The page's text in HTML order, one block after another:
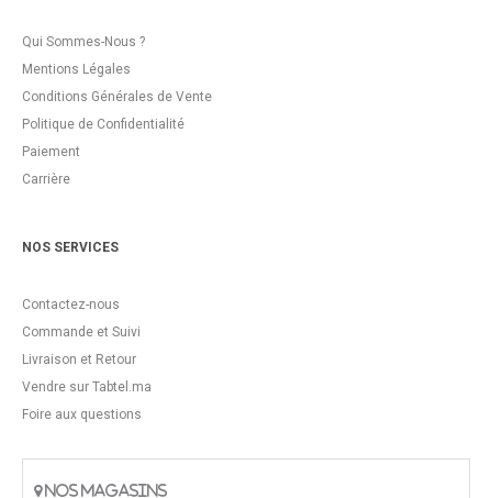
Qui Sommes-Nous ?
Mentions Légales
Conditions Générales de Vente
Politique de Confidentialité
Paiement
Carrière
NOS SERVICES
Contactez-nous
Commande et Suivi
Livraison et Retour
Vendre sur Tabtel.ma
Foire aux questions
NOS MAGASINS